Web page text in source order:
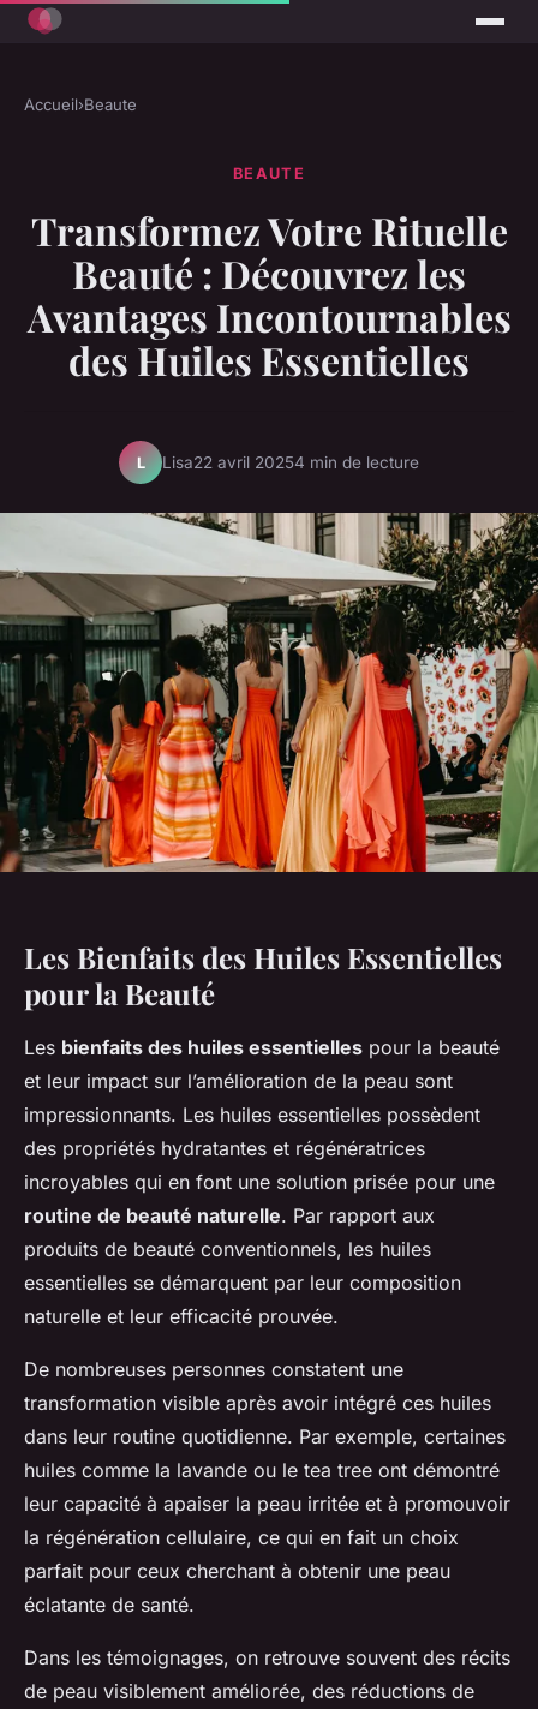
Accueil›Beaute
BEAUTE
Transformez Votre Rituelle
Beauté : Découvrez les
Avantages Incontournables
des Huiles Essentielles
L Lisa22 avril 20254 min de lecture
Les Bienfaits des Huiles Essentielles
pour la Beauté
Les bienfaits des huiles essentielles pour la beauté
et leur impact sur l’amélioration de la peau sont
impressionnants. Les huiles essentielles possèdent
des propriétés hydratantes et régénératrices
incroyables qui en font une solution prisée pour une
routine de beauté naturelle. Par rapport aux
produits de beauté conventionnels, les huiles
essentielles se démarquent par leur composition
naturelle et leur efficacité prouvée.
De nombreuses personnes constatent une
transformation visible après avoir intégré ces huiles
dans leur routine quotidienne. Par exemple, certaines
huiles comme la lavande ou le tea tree ont démontré
leur capacité à apaiser la peau irritée et à promouvoir
la régénération cellulaire, ce qui en fait un choix
parfait pour ceux cherchant à obtenir une peau
éclatante de santé.
Dans les témoignages, on retrouve souvent des récits
de peau visiblement améliorée, des réductions de